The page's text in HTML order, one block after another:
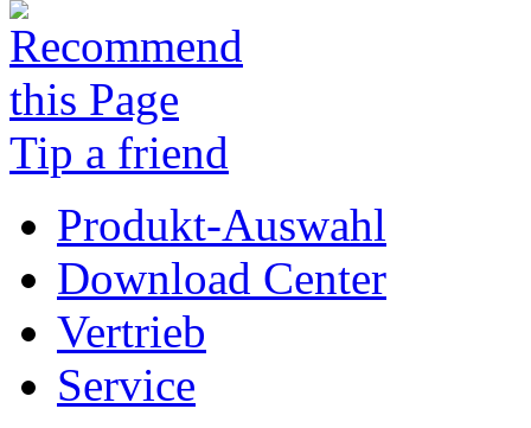
Tip a friend
Produkt-Auswahl
Download Center
Vertrieb
Service